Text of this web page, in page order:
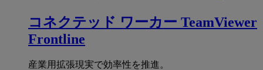
コネクテッド ワーカー TeamViewer
Frontline
産業用拡張現実で効率性を推進。